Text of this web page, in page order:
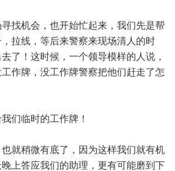
找机会，也开始忙起来，我们先是帮
拉线，等后来警察来现场清人的时
了！这时候，一个领导模样的人说，
作牌，没工作牌警察把他们赶走了怎
们临时的工作牌！
就稍微有底了，因为这样我们就有机
上答应我们的助理，更有可能磨到下